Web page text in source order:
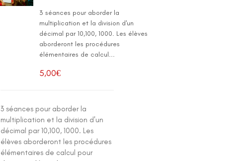
3 séances pour aborder la
multiplication et la division d'un
décimal par 10,100, 1000. Les élèves
aborderont les procédures
élémentaires de calcul...
5,00€
3 séances pour aborder la
multiplication et la division d'un
décimal par 10,100, 1000. Les
élèves aborderont les procédures
élémentaires de calcul pour